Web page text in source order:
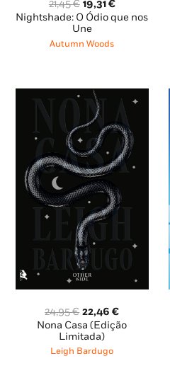
21,45€ O
preço
original
era:
19,31€O
preço
Nightshade: O Ódio que nos
Une
Autumn Woods
24,95€ O
preço
original
era:
22,46€O
preço
Nona Casa (Edição
Limitada)
Leigh Bardugo